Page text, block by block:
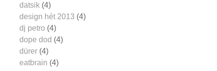
datsik (4)
design hét 2013 (4)
dj petro (4)
dope dod (4)
dürer (4)
eatbrain (4)